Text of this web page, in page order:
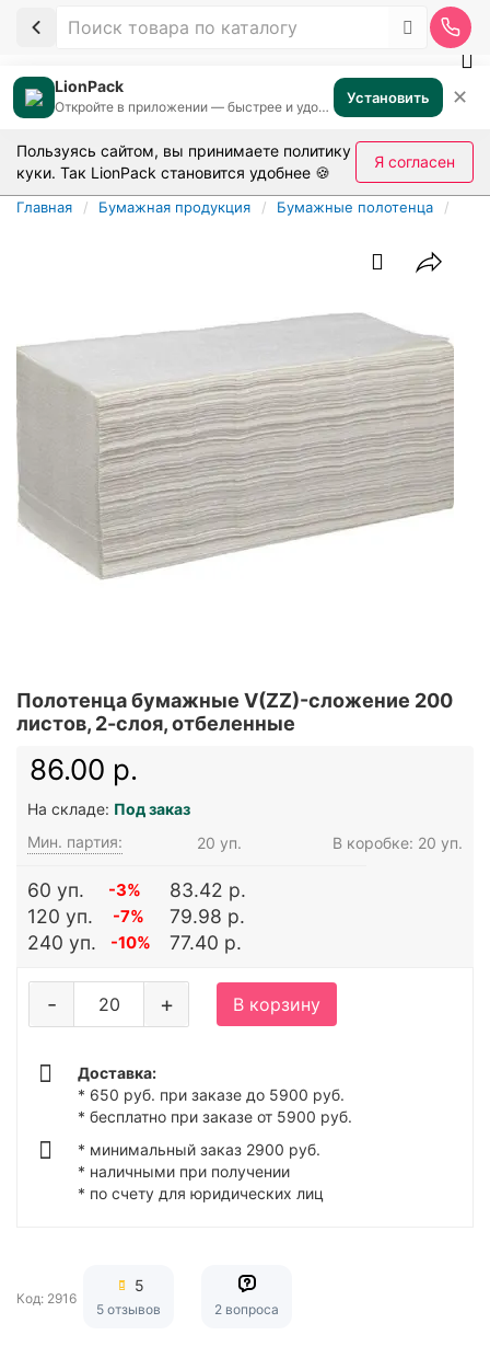
LionPack
Откройте в приложении — быстрее и удобнее Установить ✕
Пользуясь сайтом, вы принимаете политику
куки. Так LionPack становится удобнее 🍪
Я согласен
Главная Бумажная продукция Бумажные полотенца
Полотенца бумажные V(ZZ)-сложение 200
листов, 2-слоя, отбеленные
86.00 р.
На складе: Под заказ
Мин. партия:
20 уп. В коробке: 20 уп.
60 уп. -3%
83.42 р.
120 уп.
-7%
79.98 р.
240 уп.
-10% 77.40 р.
+
- В корзину
Доставка:
* 650 руб. при заказе до 5900 руб.
* бесплатно при заказе от 5900 руб.
* минимальный заказ 2900 руб.
* наличными при получении
* по счету для юридических лиц
Код: 2916
5
5 отзывов 2 вопроса